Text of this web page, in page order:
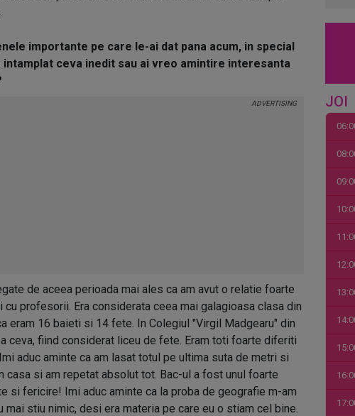
importante pe care le-ai dat pana acum, in special
intamplat ceva inedit sau ai vreo amintire interesanta
de aceea perioada mai ales ca am avut o relatie foarte
profesorii. Era considerata ceea mai galagioasa clasa din
eram 16 baieti si 14 fete. In Colegiul "Virgil Madgearu" din
ceva, fiind considerat liceu de fete. Eram toti foarte diferiti
aduc aminte ca am lasat totul pe ultima suta de metri si
casa si am repetat absolut tot. Bac-ul a fost unul foarte
si fericire! Imi aduc aminte ca la proba de geografie m-am
mai stiu nimic, desi era materia pe care eu o stiam cel bine.
JOI